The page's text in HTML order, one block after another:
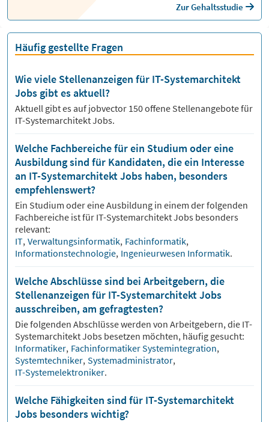
Zur Gehaltsstudie
Häufig gestellte Fragen
Wie viele Stellenanzeigen für IT-Systemarchitekt
Jobs gibt es aktuell?
Aktuell gibt es auf jobvector 150offene Stellenangebote für
IT-Systemarchitekt Jobs.
Welche Fachbereiche für ein Studium oder eine
Ausbildung sind für Kandidaten, die ein Interesse
an IT-Systemarchitekt Jobs haben, besonders
empfehlenswert?
Ein Studium oder eine Ausbildung in einem der folgenden
Fachbereiche ist für IT-SystemarchitektJobs besonders
relevant:
IT, Verwaltungsinformatik, Fachinformatik,
Informationstechnologie, Ingenieurwesen Informatik.
Welche Abschlüsse sind bei Arbeitgebern, die
Stellenanzeigen für IT-Systemarchitekt Jobs
ausschreiben, am gefragtesten?
Die folgenden Abschlüsse werden von Arbeitgebern, die IT-
SystemarchitektJobs besetzen möchten, häufig gesucht:
Informatiker, Fachinformatiker Systemintegration,
Systemtechniker, Systemadministrator,
IT-Systemelektroniker.
Welche Fähigkeiten sind für IT-Systemarchitekt
Jobs besonders wichtig?